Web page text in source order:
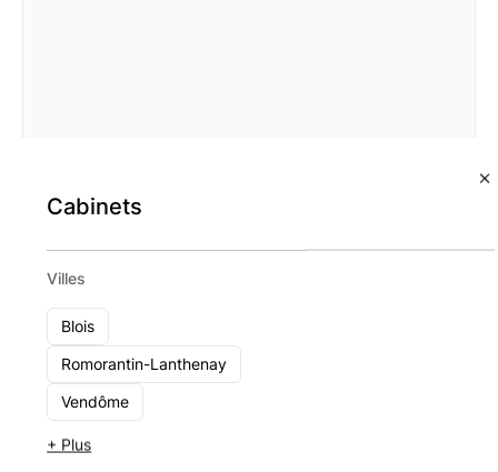
Cabinets
Villes
Blois
Romorantin-Lanthenay
Vendôme
+ Plus
Christian Soulas Patrimoine Sarl
Tours